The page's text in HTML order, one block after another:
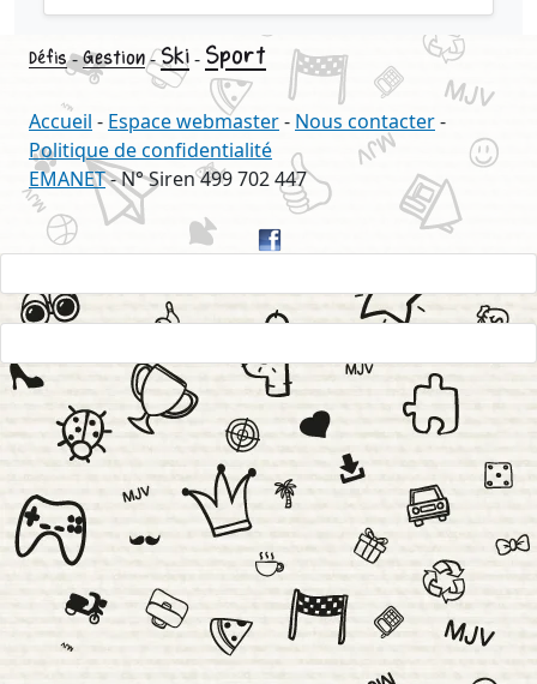
Défis-Gestion-Ski- Sport
Accueil - Espace webmaster- Nous contacter-
Politique de confidentialité
EMANET- N° Siren 499 702 447